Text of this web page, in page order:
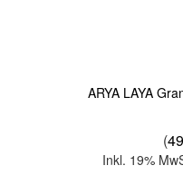
ARYA LAYA
(
Inkl. 19%